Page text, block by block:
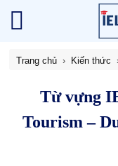
Trang chủ Kiến thức
Từ vựng
Tourism –